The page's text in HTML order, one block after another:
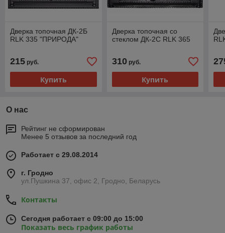
Дверка топочная ДК-2Б
RLK 335 "ПРИРОДА"
215 руб.
Купить
Дверка топочная со
стеклом ДК-2С RLK 365
310руб.
Купить
О нас
Рейтинг не сформирован
Менее 5 отзывов за последний год
Работает с 29.08.2014
г. Гродно
ул.Пушкина 37, офис 2, Гродно, Беларусь
Контакты
Сегодня работает с 09:00 до 15:00
Показать весь график работы